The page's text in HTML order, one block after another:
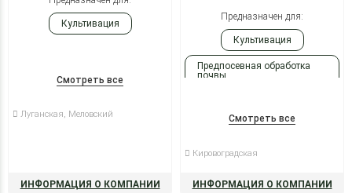
Культивация
Смотреть все
Луганская, Меловский
ИНФОРМАЦИЯ О КОМПАНИИ
Предназначен для:
Культивация
Предпосевная обработка
почвы
Смотреть все
Кировоградская
ИНФОРМАЦИЯ О КОМПАНИИ